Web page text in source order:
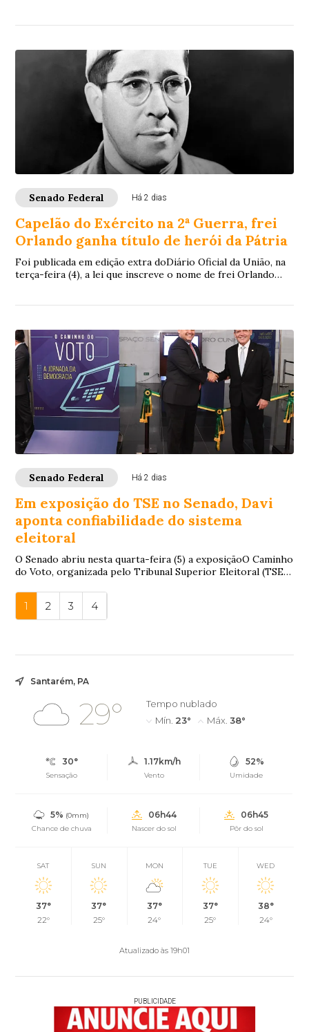
Senado Federal Há 2 dias
Capelão do Exército na 2ª Guerra, frei
Orlando ganha título de herói da Pátria
Foi publicada em edição extra doDiário Oficial da União, na
terça-feira (4), a lei que inscreve o nome de frei Orlando
Senado Federal Há 2 dias
Em exposição do TSE no Senado, Davi
aponta confiabilidade do sistema
eleitoral
O Senado abriu nesta quarta-feira (5) a exposiçãoO Caminho
do Voto, organizada pelo Tribunal Superior Eleitoral (TSE).
1 2 3 4
Santarém, PA
29°
Tempo nublado
Mín. 23° Máx. 38°
30°
Sensação
1.17km/h
Vento
52%
Umidade
5% (0mm)
Chance de chuva
06h44
Nascer do sol
06h45
Pôr do sol
SAT
37°
22°
SUN
37°
25°
MON
37°
24°
TUE
37°
25°
WED
38°
24°
Atualizado às 19h01
PUBLICIDADE